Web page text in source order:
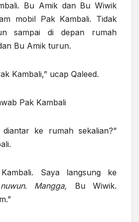
Bu Amik dan Bu Wiwik
mobil Pak Kambali. Tidak
sampai di depan rumah
Bu Amik turun.
Kambali,” ucap Qaleed.
Pak Kambali
ke rumah sekalian?”
Saya langsung ke
. Mangga, Bu Wiwik.